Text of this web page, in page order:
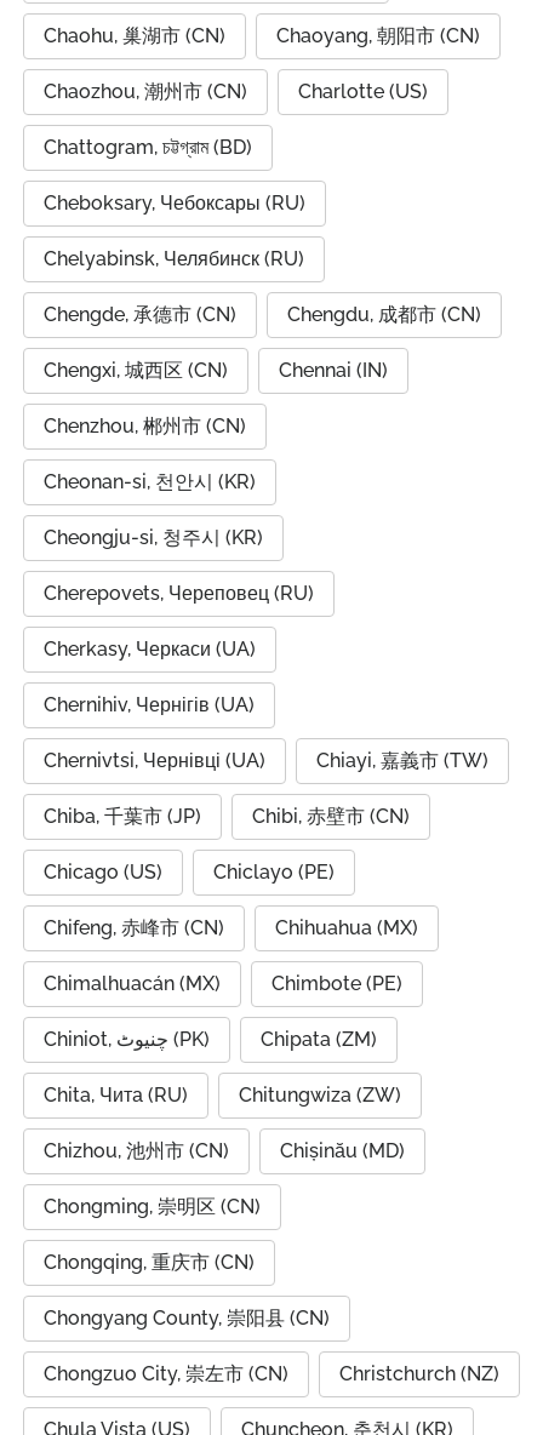
Chaohu, 巢湖市 (CN) Chaoyang, 朝阳市 (CN)
Chaozhou, 潮州市 (CN) Charlotte (US)
Chattogram, চট্টগ্রাম (BD)
Cheboksary, Чебоксары (RU)
Chelyabinsk, Челябинск (RU)
Chengde, 承德市 (CN) Chengdu, 成都市 (CN)
Chengxi, 城西区 (CN) Chennai (IN)
Chenzhou, 郴州市 (CN)
Cheonan-si, 천안시 (KR)
Cheongju-si, 청주시 (KR)
Cherepovets, Череповец (RU)
Cherkasy, Черкаси (UA)
Chernihiv, Чернігів (UA)
Chernivtsi, Чернівці (UA) Chiayi, 嘉義市 (TW)
Chiba, 千葉市 (JP) Chibi, 赤壁市 (CN)
Chicago (US) Chiclayo (PE)
Chifeng, 赤峰市 (CN) Chihuahua (MX)
Chimalhuacán (MX) Chimbote (PE)
Chiniot, چنیوٹ (PK) Chipata (ZM)
Chita, Чита (RU) Chitungwiza (ZW)
Chizhou, 池州市 (CN) Chișinău (MD)
Chongming, 崇明区 (CN)
Chongqing, 重庆市 (CN)
Chongyang County, 崇阳县 (CN)
Chongzuo City, 崇左市 (CN) Christchurch (NZ)
Chula Vista (US) Chuncheon, 춘천시 (KR)